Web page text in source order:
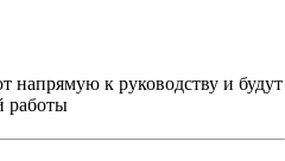
к руководству и будут
работы